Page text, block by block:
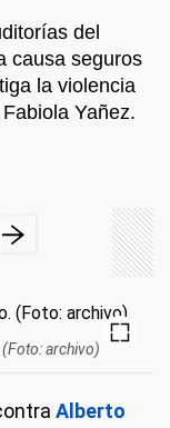
del
causa seguros
la violencia
Yañez.
archivo)
Alberto